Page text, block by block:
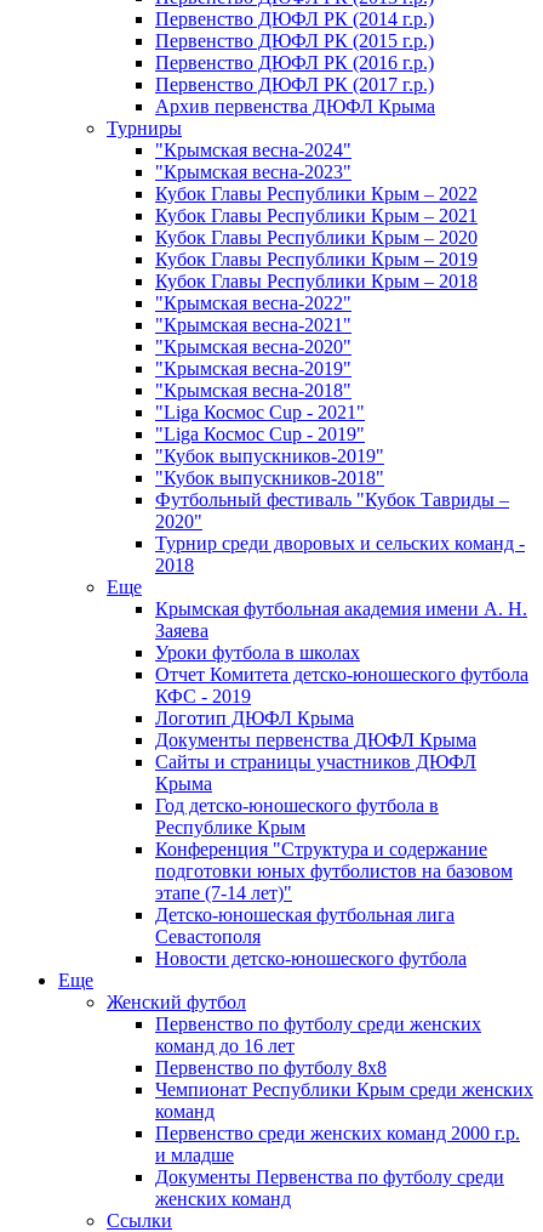
Первенство ДЮФЛ РК (2014 г.р.)
Первенство ДЮФЛ РК (2015 г.р.)
Первенство ДЮФЛ РК (2016 г.р.)
Первенство ДЮФЛ РК (2017 г.р.)
Архив первенства ДЮФЛ Крыма
Турниры
"Крымская весна-2024"
"Крымская весна-2023"
Кубок Главы Республики Крым – 2022
Кубок Главы Республики Крым – 2021
Кубок Главы Республики Крым – 2020
Кубок Главы Республики Крым – 2019
Кубок Главы Республики Крым – 2018
"Крымская весна-2022"
"Крымская весна-2021"
"Крымская весна-2020"
"Крымская весна-2019"
"Крымская весна-2018"
"Liga Космос Cup - 2021"
"Liga Космос Cup - 2019"
"Кубок выпускников-2019"
"Кубок выпускников-2018"
Футбольный фестиваль "Кубок Тавриды –
2020"
Турнир среди дворовых и сельских команд -
2018
Еще
Крымская футбольная академия имени А. Н.
Заяева
Уроки футбола в школах
Отчет Комитета детско-юношеского футбола
КФС - 2019
Логотип ДЮФЛ Крыма
Документы первенства ДЮФЛ Крыма
Сайты и страницы участников ДЮФЛ
Крыма
Год детско-юношеского футбола в
Республике Крым
Конференция "Структура и содержание
подготовки юных футболистов на базовом
этапе (7-14 лет)"
Детско-юношеская футбольная лига
Севастополя
Новости детско-юношеского футбола
Еще
Женский футбол
Первенство по футболу среди женских
команд до 16 лет
Первенство по футболу 8х8
Чемпионат Республики Крым среди женских
команд
Первенство среди женских команд 2000 г.р.
и младше
Документы Первенства по футболу среди
женских команд
Ссылки